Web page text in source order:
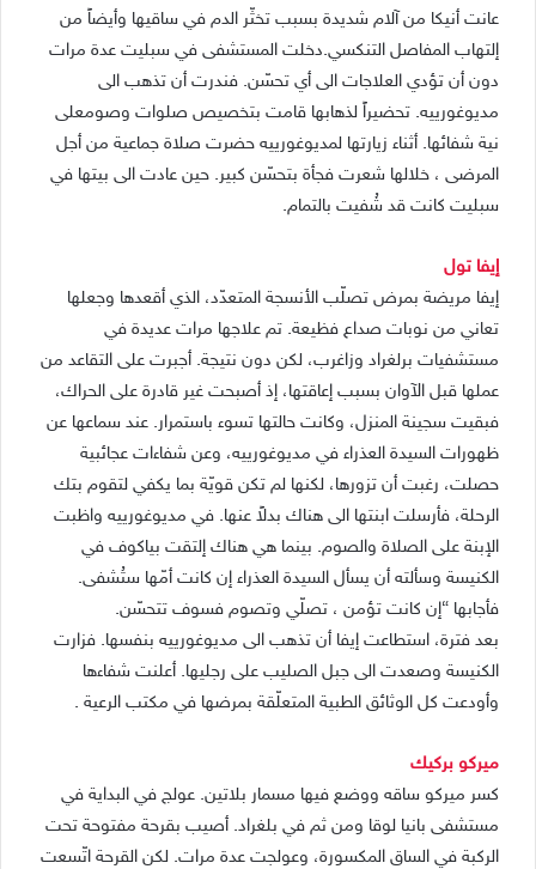
عانت أنيكا من آلام شديدة بسبب تخثّر الدم في ساقيها وأيضاً من
إلتهاب المفاصل التنكسي.دخلت المستشفى في سبليت عدة مرات
دون أن تؤدي العلاجات الى أي تحسّن. فندرت أن تذهب الى
مديوغورييه. تحضيراً لذهابها قامت بتخصيص صلوات وصومعلى
نية شفائها. أثناء زيارتها لمديوغورييه حضرت صلاة جماعية من أجل
المرضى ، خلالها شعرت فجأة بتحسّن كبير. حين عادت الى بيتها في
سبليت كانت قد شُفيت بالتمام.
إيفا تول
إيفا مريضة بمرض تصلّب الأنسجة المتعدّد، الذي أقعدها وجعلها
تعاني من نوبات صداع فظيعة. تم علاجها مرات عديدة في
مستشفيات برلغراد وزاغرب، لكن دون نتيجة. أجبرت على التقاعد من
عملها قبل الآوان بسبب إعاقتها، إذ أصبحت غير قادرة على الحراك،
فبقيت سجينة المنزل، وكانت حالتها تسوء باستمرار. عند سماعها عن
ظهورات السيدة العذراء في مديوغورييه، وعن شفاءات عجائبية
حصلت، رغبت أن تزورها، لكنها لم تكن قويّة بما يكفي لتقوم بتك
الرحلة، فأرسلت ابنتها الى هناك بدلاً عنها. في مديوغورييه واظبت
الإبنة على الصلاة والصوم. بينما هي هناك إلتقت بياكوف في
الكنيسة وسألته أن يسأل السيدة العذراء إن كانت أمّها ستُشفى.
فأجابها “إن كانت تؤمن ، تصلّي وتصوم فسوف تتحسّن.
بعد فترة، استطاعت إيفا أن تذهب الى مديوغورييه بنفسها. فزارت
الكنيسة وصعدت الى جبل الصليب على رجليها. أعلنت شفاءها
وأودعت كل الوثائق الطبية المتعلّقة بمرضها في مكتب الرعية .
ميركو بركيك
كسر ميركو ساقه ووضع فيها مسمار بلاتين. عولج في البداية في
مستشفى بانيا لوقا ومن ثم في بلغراد. أصيب بقرحة مفتوحة تحت
الركبة في الساق المكسورة، وعولجت عدة مرات. لكن القرحة اتّسعت